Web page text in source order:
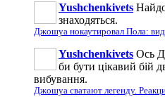
Yushchenkivets
знаходяться.
Джошуа нокаутировал Пола:
Yushchenkivets Ось
би бути цікавий бій
вибування.
Джошуа сватают легенду.